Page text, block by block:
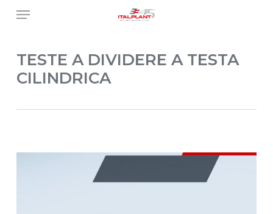
Menu
TESTE A DIVIDERE A TESTA
CILINDRICA